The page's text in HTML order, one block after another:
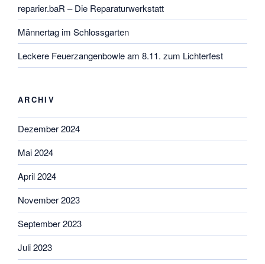
reparier.baR – Die Reparaturwerkstatt
Männertag im Schlossgarten
Leckere Feuerzangenbowle am 8.11. zum Lichterfest
ARCHIV
Dezember 2024
Mai 2024
April 2024
November 2023
September 2023
Juli 2023